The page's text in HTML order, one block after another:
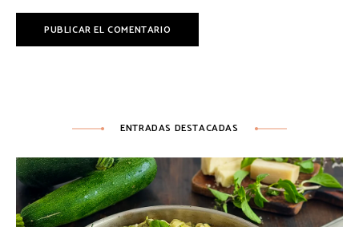
ENTRADAS DESTACADAS